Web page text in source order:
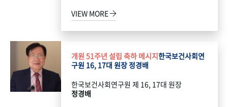
VIEW MORE
개원 51주년 설립 축하 메시지한국보건사회연
구원 16, 17대 원장 정경배
한국보건사회연구원 제 16, 17대 원장
정경배